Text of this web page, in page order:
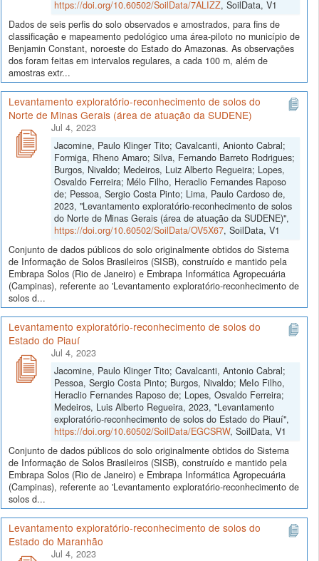
https://doi.org/10.60502/SoilData/7ALIZZ, SoilData, V1
Dados de seis perfis do solo observados e amostrados, para fins de
classificação e mapeamento pedológico uma área-piloto no município de
Benjamin Constant, noroeste do Estado do Amazonas. As observações
dos foram feitas em intervalos regulares, a cada 100 m, além de
amostras extr...
Levantamento exploratório-reconhecimento de solos do
Norte de Minas Gerais (área de atuação da SUDENE)
Jul 4, 2023
Jacomine, Paulo Klinger Tito; Cavalcanti, Anionto Cabral;
Formiga, Rheno Amaro; Silva, Fernando Barreto Rodrigues;
Burgos, Nivaldo; Medeiros, Luiz Alberto Regueira; Lopes,
Osvaldo Ferreira; Mélo Filho, Heraclio Fernandes Raposo
de; Pessoa, Sergio Costa Pinto; Lima, Paulo Cardoso de,
2023, "Levantamento exploratório-reconhecimento de solos
do Norte de Minas Gerais (área de atuação da SUDENE)",
https://doi.org/10.60502/SoilData/OV5X67, SoilData, V1
Conjunto de dados públicos do solo originalmente obtidos do Sistema
de Informação de Solos Brasileiros (SISB), construído e mantido pela
Embrapa Solos (Rio de Janeiro) e Embrapa Informática Agropecuária
(Campinas), referente ao 'Levantamento exploratório-reconhecimento de
solos d...
Levantamento exploratório-reconhecimento de solos do
Estado do Piauí
Jul 4, 2023
Jacomine, Paulo Klinger Tito; Cavalcanti, Antonio Cabral;
Pessoa, Sergio Costa Pinto; Burgos, Nivaldo; MeIo Filho,
Heraclio Fernandes Raposo de; Lopes, Osvaldo Ferreira;
Medeiros, Luis Alberto Regueira, 2023, "Levantamento
exploratório-reconhecimento de solos do Estado do Piauí",
https://doi.org/10.60502/SoilData/EGCSRW, SoilData, V1
Conjunto de dados públicos do solo originalmente obtidos do Sistema
de Informação de Solos Brasileiros (SISB), construído e mantido pela
Embrapa Solos (Rio de Janeiro) e Embrapa Informática Agropecuária
(Campinas), referente ao 'Levantamento exploratório-reconhecimento de
solos d...
Levantamento exploratório-reconhecimento de solos do
Estado do Maranhão
Jul 4, 2023